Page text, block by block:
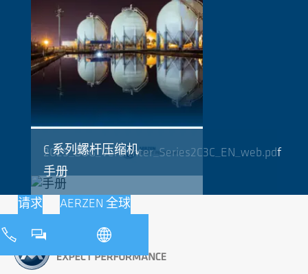
2025_BOG_Verdichter_Series2C3C_EN_web.pdf
C 系列螺杆压缩机
手册
请求 AERZEN 全球